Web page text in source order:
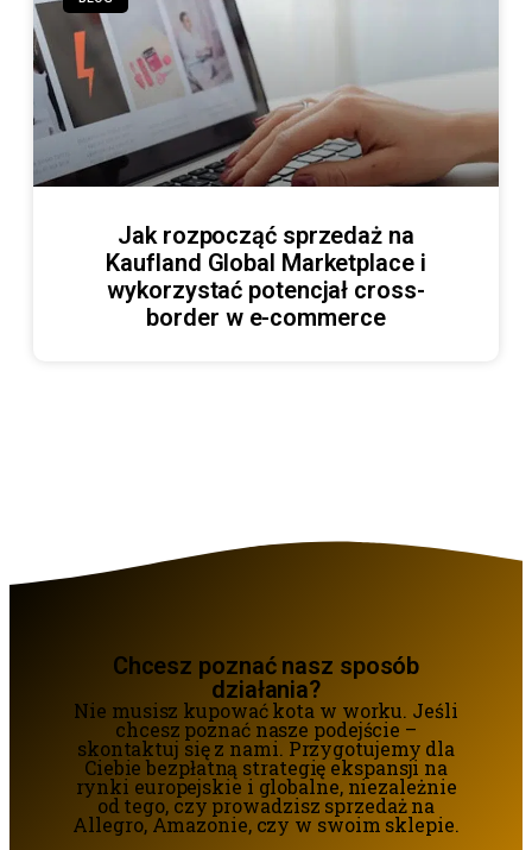
Jak rozpocząć sprzedaż na
Kaufland Global Marketplace i
wykorzystać potencjał cross-
border w e-commerce
Chcesz poznać nasz sposób
działania?
Nie musisz kupować kota w worku. Jeśli
chcesz poznać nasze podejście –
skontaktuj się z nami. Przygotujemy dla
Ciebie bezpłatną strategię ekspansji na
rynki europejskie i globalne, niezależnie
od tego, czy prowadzisz sprzedaż na
Allegro, Amazonie, czy w swoim sklepie.